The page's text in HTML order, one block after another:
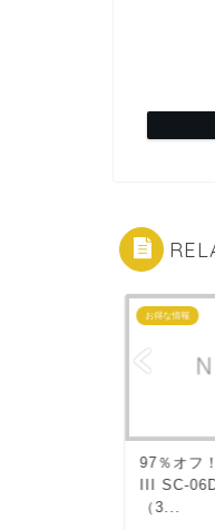
お得な情報
97％オフ
III SC-
（3...